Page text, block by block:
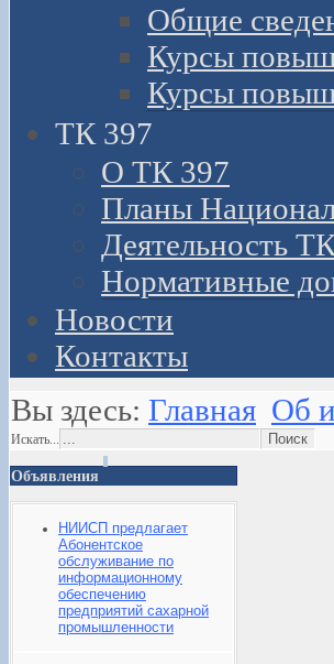
Общие
Курсы
Курсы
ТК 397
О ТК 397
Планы
Деятельность
Нормативные
Новости
Контакты
Вы здесь: Главная Об
Искать...
Объявления
НИИСП предлагает
Абонентское
обслуживание по
информационному
обеспечению
предприятий сахарной
промышленности